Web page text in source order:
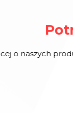
o naszych